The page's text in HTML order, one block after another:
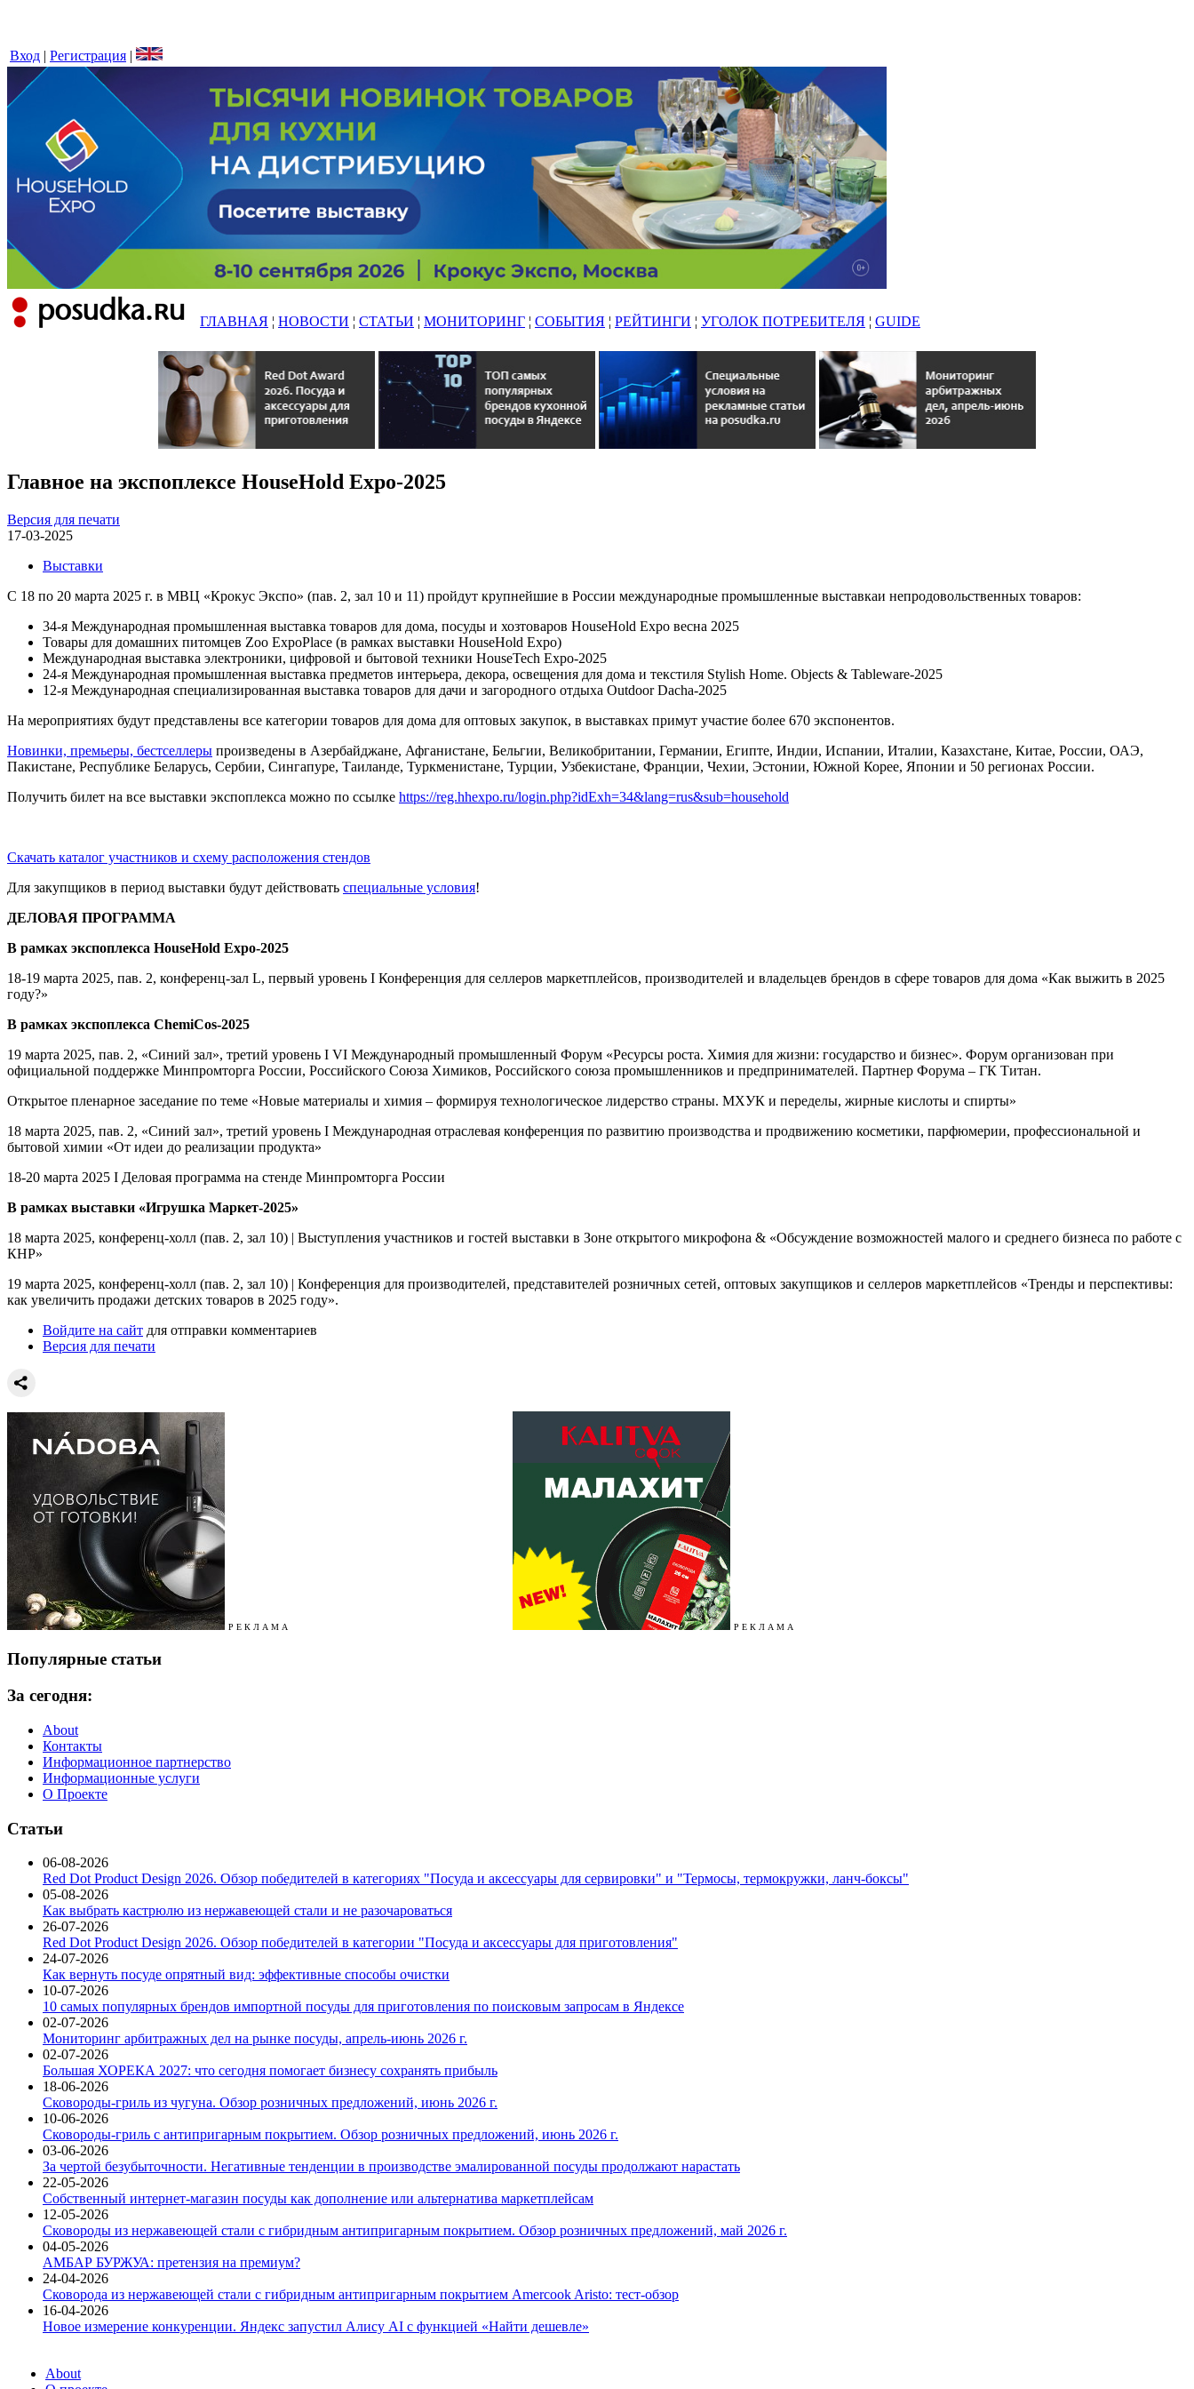
Вход | Регистрация |
ГЛАВНАЯ ¦ НОВОСТИ ¦ СТАТЬИ ¦ МОНИТОРИНГ ¦ СОБЫТИЯ ¦ РЕЙТИНГИ ¦ УГОЛОК ПОТРЕБИТЕЛЯ ¦ GUIDE
Главное на экспоплексе HouseHold Expo-2025
Версия для печати
17-03-2025
Выставки
С 18 по 20 марта 2025 г. в МВЦ «Крокус Экспо» (пав. 2, зал 10 и 11) пройдут крупнейшие в России международные промышленные выставкаи непродовольственных товаров:
34-я Международная промышленная выставка товаров для дома, посуды и хозтоваров HouseHold Expo весна 2025
Товары для домашних питомцев Zoo ExpoPlace (в рамках выставки HouseHold Expo)
Международная выставка электроники, цифровой и бытовой техники HouseTech Expo-2025
24-я Международная промышленная выставка предметов интерьера, декора, освещения для дома и текстиля Stylish Home. Objects & Tableware-2025
12-я Международная специализированная выставка товаров для дачи и загородного отдыха Outdoor Dacha-2025
На мероприятиях будут представлены все категории товаров для дома для оптовых закупок, в выставках примут участие более 670 экспонентов.
Новинки, премьеры, бестселлеры произведены в Азербайджане, Афганистане, Бельгии, Великобритании, Германии, Египте, Индии, Испании, Италии, Казахстане, Китае, России, ОАЭ,
Пакистане, Республике Беларусь, Сербии, Сингапуре, Таиланде, Туркменистане, Турции, Узбекистане, Франции, Чехии, Эстонии, Южной Корее, Японии и 50 регионах России.
Получить билет на все выставки экспоплекса можно по ссылке https://reg.hhexpo.ru/login.php?idExh=34&lang=rus&sub=household
Скачать каталог участников и схему расположения стендов
Для закупщиков в период выставки будут действовать специальные условия!
ДЕЛОВАЯ ПРОГРАММА
В рамках экспоплекса HouseHold Expo-2025
18-19 марта 2025, пав. 2, конференц-зал L, первый уровень I Конференция для селлеров маркетплейсов, производителей и владельцев брендов в сфере товаров для дома «Как выжить в 2025
году?»
В рамках экспоплекса ChemiCos-2025
19 марта 2025, пав. 2, «Синий зал», третий уровень I VI Международный промышленный Форум «Ресурсы роста. Химия для жизни: государство и бизнес». Форум организован при
официальной поддержке Минпромторга России, Российского Союза Химиков, Российского союза промышленников и предпринимателей. Партнер Форума – ГК Титан.
Открытое пленарное заседание по теме «Новые материалы и химия – формируя технологическое лидерство страны. МХУК и переделы, жирные кислоты и спирты»
18 марта 2025, пав. 2, «Синий зал», третий уровень I Международная отраслевая конференция по развитию производства и продвижению косметики, парфюмерии, профессиональной и
бытовой химии «От идеи до реализации продукта»
18-20 марта 2025 I Деловая программа на стенде Минпромторга России
В рамках выставки «Игрушка Маркет-2025»
18 марта 2025, конференц-холл (пав. 2, зал 10) | Выступления участников и гостей выставки в Зоне открытого микрофона & «Обсуждение возможностей малого и среднего бизнеса по работе с
КНР»
19 марта 2025, конференц-холл (пав. 2, зал 10) | Конференция для производителей, представителей розничных сетей, оптовых закупщиков и селлеров маркетплейсов «Тренды и перспективы:
как увеличить продажи детских товаров в 2025 году».
Войдите на сайт для отправки комментариев
Версия для печати
Р Е К Л А М А Р Е К Л А М А
Популярные статьи
За сегодня:
About
Контакты
Информационное партнерство
Информационные услуги
О Проекте
Статьи
06-08-2026
Red Dot Product Design 2026. Обзор победителей в категориях "Посуда и аксессуары для сервировки" и "Термосы, термокружки, ланч-боксы"
05-08-2026
Как выбрать кастрюлю из нержавеющей стали и не разочароваться
26-07-2026
Red Dot Product Design 2026. Обзор победителей в категории "Посуда и аксессуары для приготовления"
24-07-2026
Как вернуть посуде опрятный вид: эффективные способы очистки
10-07-2026
10 самых популярных брендов импортной посуды для приготовления по поисковым запросам в Яндексе
02-07-2026
Мониторинг арбитражных дел на рынке посуды, апрель-июнь 2026 г.
02-07-2026
Большая ХОРЕКА 2027: что сегодня помогает бизнесу сохранять прибыль
18-06-2026
Сковороды-гриль из чугуна. Обзор розничных предложений, июнь 2026 г.
10-06-2026
Сковороды-гриль с антипригарным покрытием. Обзор розничных предложений, июнь 2026 г.
03-06-2026
За чертой безубыточности. Негативные тенденции в производстве эмалированной посуды продолжают нарастать
22-05-2026
Собственный интернет-магазин посуды как дополнение или альтернатива маркетплейсам
12-05-2026
Сковороды из нержавеющей стали с гибридным антипригарным покрытием. Обзор розничных предложений, май 2026 г.
04-05-2026
АМБАР БУРЖУА: претензия на премиум?
24-04-2026
Сковорода из нержавеющей стали с гибридным антипригарным покрытием Amercook Aristo: тест-обзор
16-04-2026
Новое измерение конкуренции. Яндекс запустил Алису AI с функцией «Найти дешевле»
About